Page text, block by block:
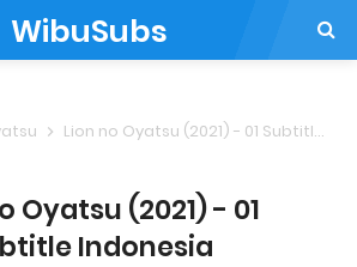
WibuSubs
Lion no Oyatsu (2021) - 01 Subtitle Indonesia
Oyatsu (2021) - 01
Indonesia